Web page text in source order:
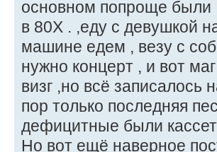
основном попроще были
в 80Х . ,еду с девушкой
машине едем , везу с
нужно концерт , и вот
визг ,но всё записалось
пор только последняя
дефицитные были
Но вот ещё наверное